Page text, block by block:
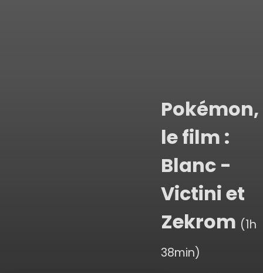
Pokémon,
le film :
Blanc -
Victini et
Zekrom (1h
38min)